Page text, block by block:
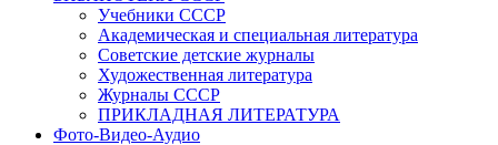
Учебники СССР
Академическая и специальная литература
Советские детские журналы
Художественная литература
Журналы СССР
ПРИКЛАДНАЯ ЛИТЕРАТУРА
Фото-Видео-Аудио